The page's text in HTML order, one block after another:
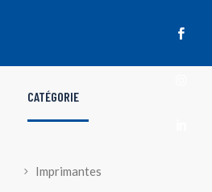

CATÉGORIE
Imprimantes